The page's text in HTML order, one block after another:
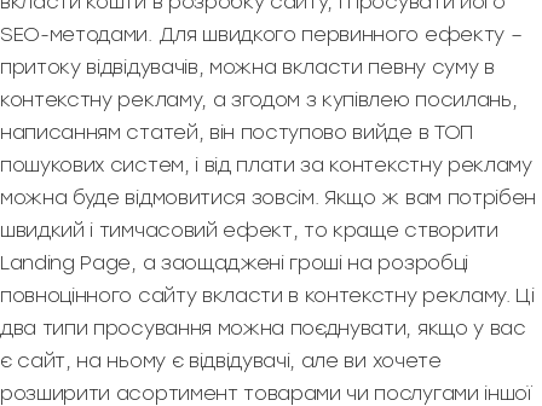
SEO-методами. Для швидкого первинного ефекту –
притоку відвідувачів, можна вкласти певну суму в
контекстну рекламу, а згодом з купівлею посилань,
написанням статей, він поступово вийде в ТОП
пошукових систем, і від плати за контекстну рекламу
можна буде відмовитися зовсім. Якщо ж вам потрібен
швидкий і тимчасовий ефект, то краще створити
Landing Page, а заощаджені гроші на розробці
повноцінного сайту вкласти в контекстну рекламу. Ці
два типи просування можна поєднувати, якщо у вас
є сайт, на ньому є відвідувачі, але ви хочете
розширити асортимент товарами чи послугами іншої